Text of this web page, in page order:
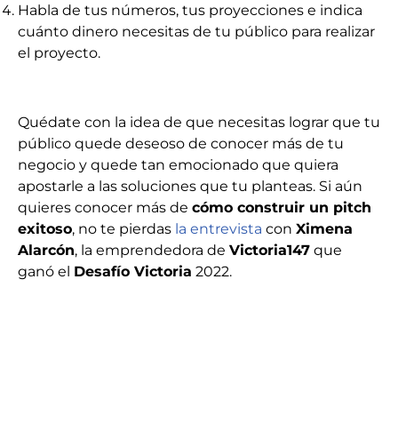
Habla de tus números, tus proyecciones e indica
cuánto dinero necesitas de tu público para realizar
el proyecto.
Quédate con la idea de que necesitas lograr que tu
público quede deseoso de conocer más de tu
negocio y quede tan emocionado que quiera
apostarle a las soluciones que tu planteas. Si aún
quieres conocer más de cómo construir un pitch
exitoso, no te pierdas la entrevista con Ximena
Alarcón, la emprendedora de Victoria147 que
ganó el Desafío Victoria 2022.